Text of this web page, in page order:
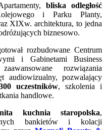
bliska odległość
i Parku Planty,
XIXw. architektura, to jedna
biznesowo.
rozbudowane Centrum
i Gabinetami Business
rozwiązania
audiowizualny, pozwalający
uczestników, szkolenia i
handlowe.
kuchnia staropolska,
bankietów i kolacji